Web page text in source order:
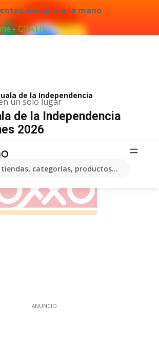
siempre a la mano
- GRATIS
un solo lugar
tiendas, categorías, productos...
de la Independencia
de la Independencia
2026
ANUNCIO